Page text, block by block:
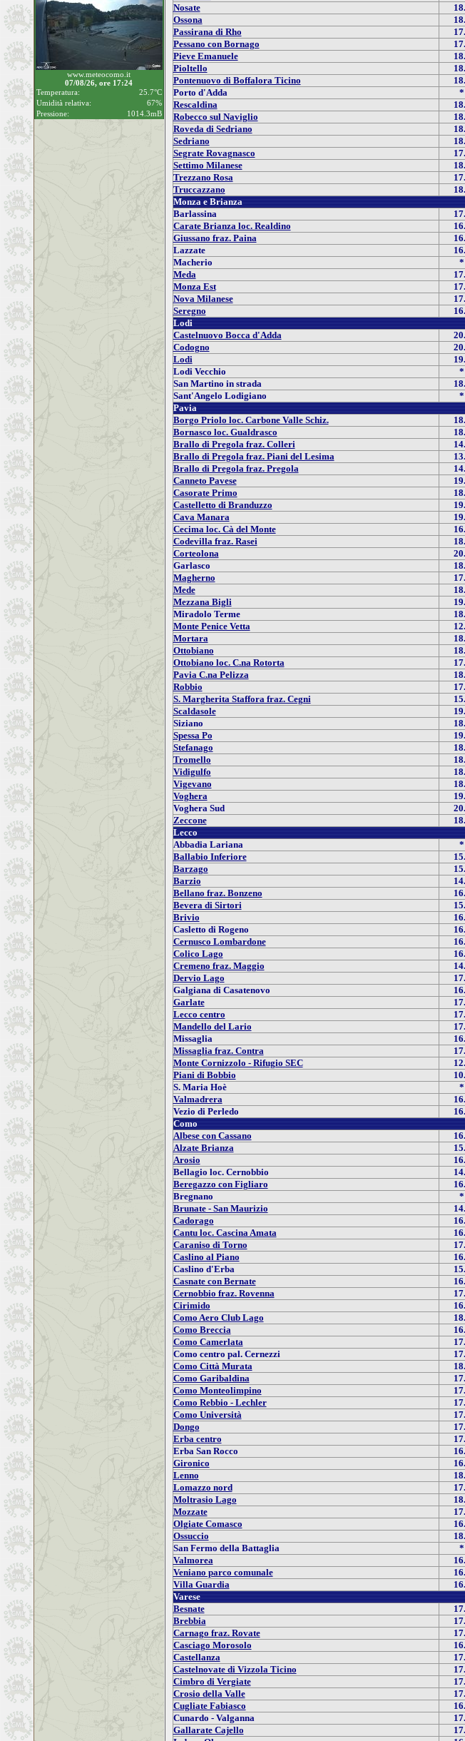
www.meteocomo.it
07/08/26, ore 17:24
Temperatura:
25.7°C
Umidità relativa:
67%
Pressione:
1014.3mB
Nosate
Ossona
Passirana di Rho
Pessano con Bornago
Pieve Emanuele
Pioltello
Pontenuovo di Boffalora Ticino
Porto d'Adda
*
Rescaldina
Robecco sul Naviglio
Roveda di Sedriano
Sedriano
Segrate Rovagnasco
Settimo Milanese
Trezzano Rosa
Truccazzano
Monza e Brianza
Barlassina
Carate Brianza loc. Realdino
Giussano fraz. Paina
Lazzate
Macherio
*
Meda
Monza Est
Nova Milanese
Seregno
Lodi
Castelnuovo Bocca d'Adda
Codogno
Lodi
Lodi Vecchio
*
San Martino in strada
Sant'Angelo Lodigiano
*
Pavia
Borgo Priolo loc. Carbone Valle Schiz.
Bornasco loc. Gualdrasco
Brallo di Pregola fraz. Colleri
Brallo di Pregola fraz. Piani del Lesima
Brallo di Pregola fraz. Pregola
Canneto Pavese
Casorate Primo
Castelletto di Branduzzo
Cava Manara
Cecima loc. Cà del Monte
Codevilla fraz. Rasei
Corteolona
Garlasco
Magherno
Mede
Mezzana Bigli
Miradolo Terme
Monte Penice Vetta
Mortara
Ottobiano
Ottobiano loc. C.na Rotorta
Pavia C.na Pelizza
Robbio
S. Margherita Staffora fraz. Cegni
Scaldasole
Siziano
Spessa Po
Stefanago
Tromello
Vidigulfo
Vigevano
Voghera
Voghera Sud
Zeccone
Lecco
Abbadia Lariana
*
Ballabio Inferiore
Barzago
Barzio
Bellano fraz. Bonzeno
Bevera di Sirtori
Brivio
Casletto di Rogeno
Cernusco Lombardone
Colico Lago
Cremeno fraz. Maggio
Dervio Lago
Galgiana di Casatenovo
Garlate
Lecco centro
Mandello del Lario
Missaglia
Missaglia fraz. Contra
Monte Cornizzolo - Rifugio SEC
Piani di Bobbio
S. Maria Hoè
*
Valmadrera
Vezio di Perledo
Como
Albese con Cassano
Alzate Brianza
Arosio
Bellagio loc. Cernobbio
Beregazzo con Figliaro
Bregnano
*
Brunate - San Maurizio
Cadorago
Cantu loc. Cascina Amata
Caraniso di Torno
Caslino al Piano
Caslino d'Erba
Casnate con Bernate
Cernobbio fraz. Rovenna
Cirimido
Como Aero Club Lago
Como Breccia
Como Camerlata
Como centro pal. Cernezzi
Como Città Murata
Como Garibaldina
Como Monteolimpino
Como Rebbio - Lechler
Como Università
Dongo
Erba centro
Erba San Rocco
Gironico
Lenno
Lomazzo nord
Moltrasio Lago
Mozzate
Olgiate Comasco
Ossuccio
San Fermo della Battaglia
*
Valmorea
Veniano parco comunale
Villa Guardia
Varese
Besnate
Brebbia
Carnago fraz. Rovate
Casciago Morosolo
Castellanza
Castelnovate di Vizzola Ticino
Cimbro di Vergiate
Crosio della Valle
Cugliate Fabiasco
Cunardo - Valganna
Gallarate Cajello